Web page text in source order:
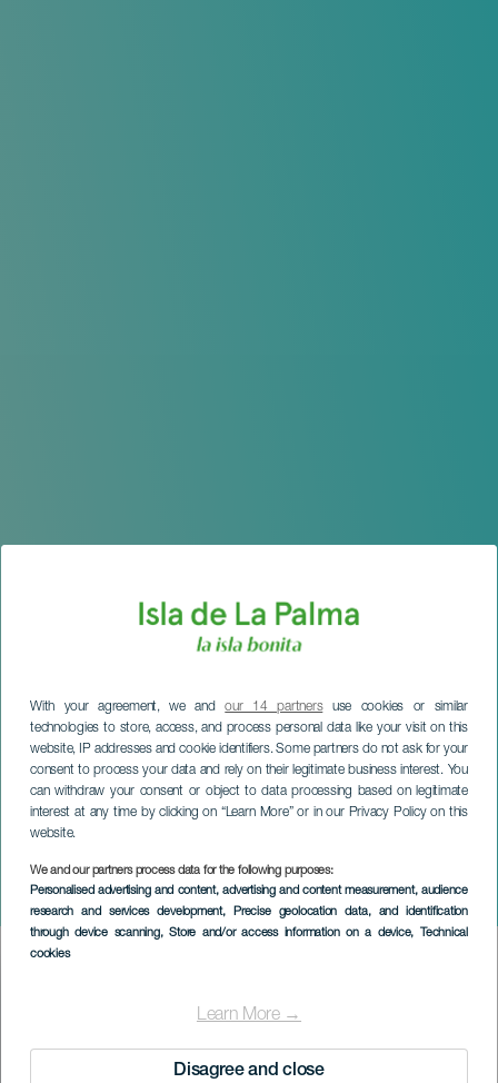
With your agreement, we andour 14 partnersuse cookies or similar
technologies to store, access, and process personal data like your visit on this
website, IP addresses and cookie identifiers. Some partners do not ask for your
consent to process your data and rely on their legitimate business interest. You
can withdraw your consent or object to data processing based on legitimate
interest at any time by clicking on “Learn More” or in our Privacy Policy on this
website.
We and our partners process data for the following purposes:
Personalised advertising and content, advertising and content measurement, audience
research and services development, Precise geolocation data, and identification
through device scanning, Store and/or access information on a device, Technical
cookies
Learn More →
Disagree and close
Rassemblement de caves
à la Villa de Garafía
Imagen